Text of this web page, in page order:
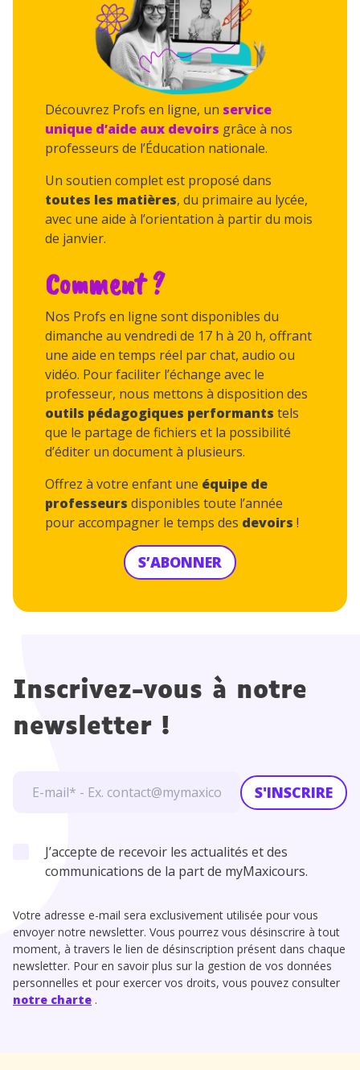
Découvrez Profs en ligne, un service
unique d’aide aux devoirs grâce à nos
professeurs de l’Éducation nationale.
Un soutien complet est proposé dans
toutes les matières, du primaire au lycée,
avec une aide à l’orientation à partir du mois
de janvier.
Comment ?
Nos Profs en ligne sont disponibles du
dimanche au vendredi de 17 h à 20 h, offrant
une aide en temps réel par chat, audio ou
vidéo. Pour faciliter l’échange avec le
professeur, nous mettons à disposition des
outils pédagogiques performants tels
que le partage de fichiers et la possibilité
d’éditer un document à plusieurs.
Offrez à votre enfant une équipe de
professeurs disponibles toute l’année
pour accompagner le temps des devoirs !
S’ABONNER
Inscrivez-vous à notre
newsletter !
S'INSCRIRE
J’accepte de recevoir les actualités et des
communications de la part de myMaxicours.
Votre adresse e-mail sera exclusivement utilisée pour vous
envoyer notre newsletter. Vous pourrez vous désinscrire à tout
moment, à travers le lien de désinscription présent dans chaque
newsletter. Pour en savoir plus sur la gestion de vos données
personnelles et pour exercer vos droits, vous pouvez consulter
notre charte .